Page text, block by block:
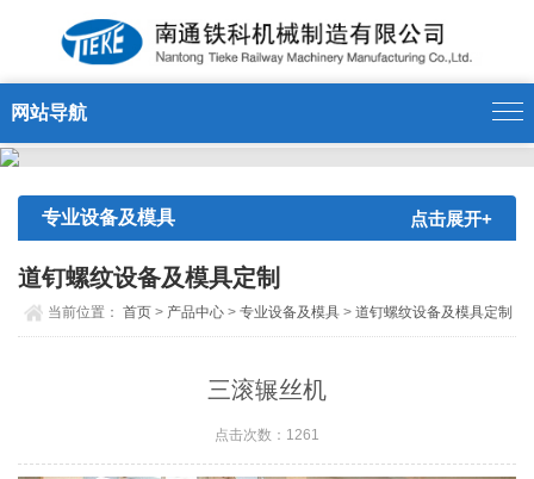
网站导航
专业设备及模具 点击展开+
道钉螺纹设备及模具定制
当前位置：首页 > 产品中心 >专业设备及模具 >道钉螺纹设备及模具定制
三滚辗丝机
点击次数：1261